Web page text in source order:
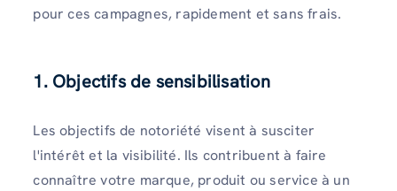
pour ces campagnes, rapidement et sans frais.
1. Objectifs de sensibilisation
Les objectifs de notoriété visent à susciter
l'intérêt et la visibilité. Ils contribuent à faire
connaître votre marque, produit ou service à un